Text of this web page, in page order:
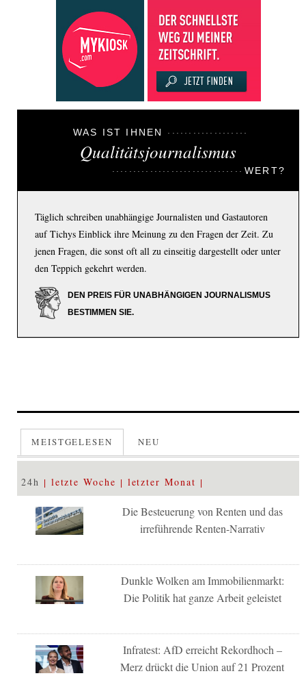
WAS IST IHNEN
Qualitätsjournalismus
WERT?
Täglich schreiben unabhängige Journalisten und Gastautoren
auf Tichys Einblick ihre Meinung zu den Fragen der Zeit. Zu
jenen Fragen, die sonst oft all zu einseitig dargestellt oder unter
den Teppich gekehrt werden.
DEN PREIS FÜR UNABHÄNGIGEN JOURNALISMUS
BESTIMMEN SIE.
MEISTGELESEN NEU
24h letzte Woche letzter Monat
Die Besteuerung von Renten und das
irreführende Renten-Narrativ
Dunkle Wolken am Immobilienmarkt:
Die Politik hat ganze Arbeit geleistet
Infratest: AfD erreicht Rekordhoch –
Merz drückt die Union auf 21 Prozent